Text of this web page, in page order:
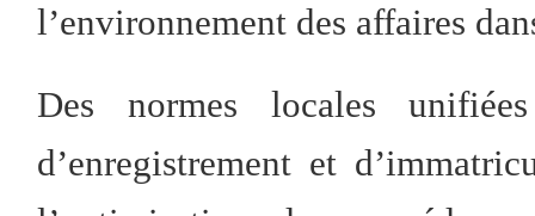
l’environnement des affaires
Des normes locales
d’enregistrement et